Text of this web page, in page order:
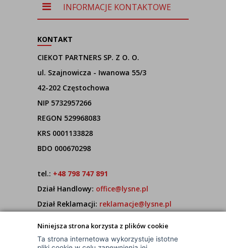
Niniejsza strona korzysta z plików cookie
Ta strona internetowa wykorzystuje istotne
INFORMACJE KONTAKTOWE
KONTAKT
CIEKOT PARTNERS SP. Z O. O.
ul. Szajnowicza - Iwanowa 55/3
42-202 Częstochowa
NIP 5732957266
REGON 529968083
KRS 0001133828
BDO 000670298
tel.: +48 798 747 891
Dział Handlowy: office@lysne.pl
Dział Reklamacji: reklamacje@lysne.pl
7:00 - 15:00